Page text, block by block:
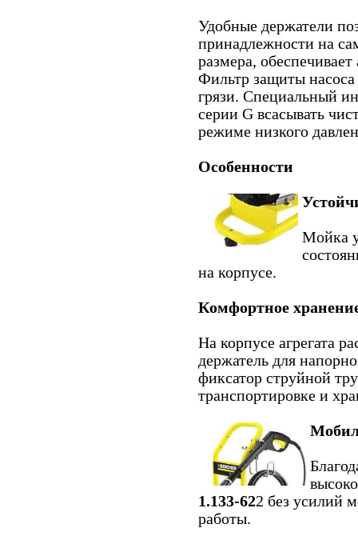
Удобные держатели
принадлежности на
размера,
Фильтр защиты насоса
грязи. Специальный
серии G всасывать
режиме низкого
Особенности
Мойка
на корпусе.
Комфортное
На корпусе агрегата
держатель для
фиксатор струйной
транспортировке и
1.133-622 без усилий
работы.